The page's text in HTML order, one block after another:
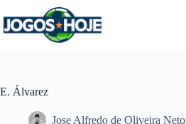
para
o
E. Álvarez
Jose Alfredo de Oliveira Neto